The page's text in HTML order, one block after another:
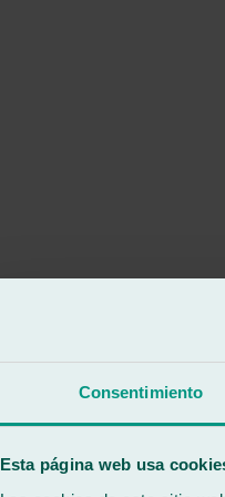
Consentimiento
Esta página web usa